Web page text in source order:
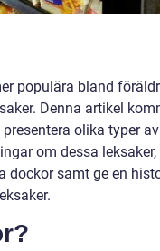
populära bland
Denna artikel
olika typer av
om dessa leksaker,
dockor samt ge en